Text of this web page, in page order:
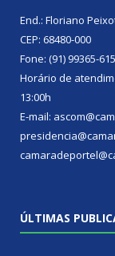
End.: Floriano
CEP: 68480-000
Fone: (91) 99365-
Horário de
13:00h
E-mail:
ÚLTIMAS